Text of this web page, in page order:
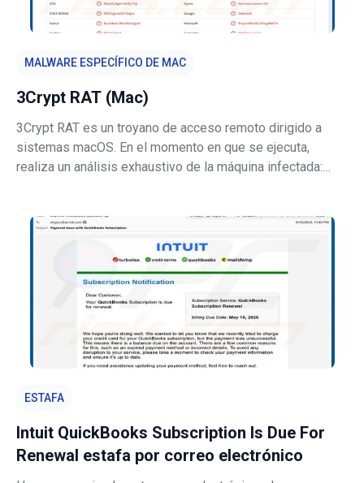
MALWARE ESPECÍFICO DE MAC
3Crypt RAT (Mac)
3Crypt RAT es un troyano de acceso remoto dirigido a
sistemas macOS. En el momento en que se ejecuta,
realiza un análisis exhaustivo de la máquina infectada:
todos los procesos en ejecuc
ESTAFA
Intuit QuickBooks Subscription Is Due For
Renewal estafa por correo electrónico